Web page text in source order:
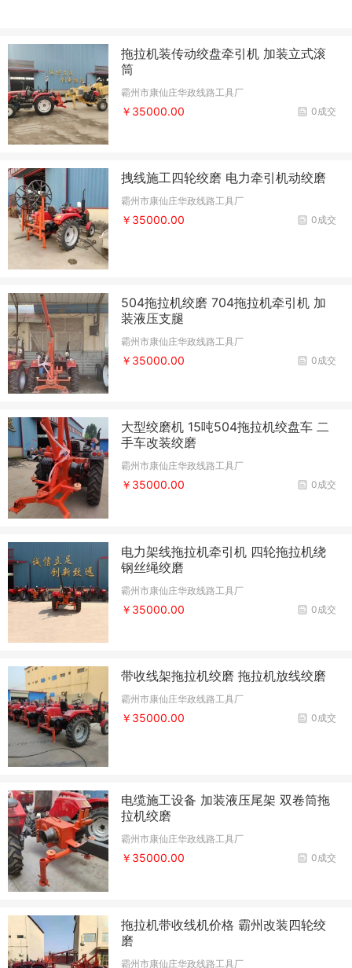
拖拉机装传动绞盘牵引机 加装立式滚
筒
霸州市康仙庄华政线路工具厂
0成交
￥35000.00
拽线施工四轮绞磨 电力牵引机动绞磨
霸州市康仙庄华政线路工具厂
0成交
￥35000.00
504拖拉机绞磨 704拖拉机牵引机 加
装液压支腿
霸州市康仙庄华政线路工具厂
0成交
￥35000.00
大型绞磨机 15吨504拖拉机绞盘车 二
手车改装绞磨
霸州市康仙庄华政线路工具厂
0成交
￥35000.00
电力架线拖拉机牵引机 四轮拖拉机绕
钢丝绳绞磨
霸州市康仙庄华政线路工具厂
0成交
￥35000.00
带收线架拖拉机绞磨 拖拉机放线绞磨
霸州市康仙庄华政线路工具厂
0成交
￥35000.00
电缆施工设备 加装液压尾架 双卷筒拖
拉机绞磨
霸州市康仙庄华政线路工具厂
0成交
￥35000.00
拖拉机带收线机价格 霸州改装四轮绞
磨
霸州市康仙庄华政线路工具厂